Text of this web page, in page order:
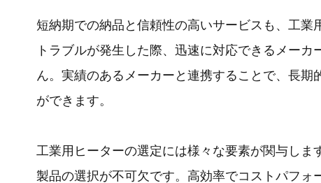
短納期での納品と信頼性の高いサービスも、工
トラブルが発生した際、迅速に対応できるメー
ん。実績のあるメーカーと連携することで、長
ができます。
工業用ヒーターの選定には様々な要素が関与し
製品の選択が不可欠です。高効率でコストパフ